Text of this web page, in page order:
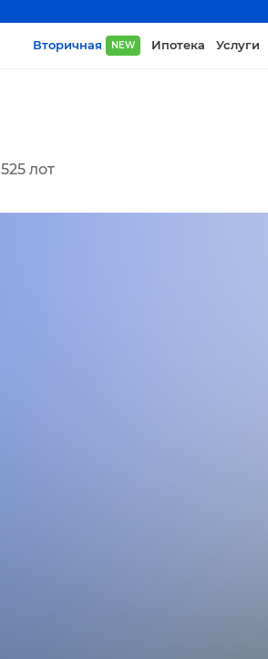
Вторичная NEW Ипотека Услуги
лот